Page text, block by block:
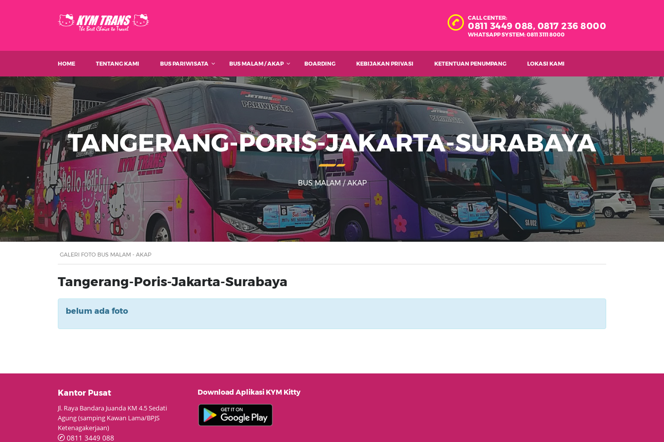
CALL CENTER:
0811 3449 088, 0817 236 8000
WHATSAPP SYSTEM: 0811 3111 8000
HOME TENTANG KAMI BUS PARIWISATA BUS MALAM / AKAP BOARDING KEBIJAKAN PRIVASI KETENTUAN PENUMPANG LOKASI KAMI
TANGERANG-PORIS-JAKARTA-SURABAYA
BUS MALAM / AKAP
GALERI FOTO BUS MALAM - AKAP
Tangerang-Poris-Jakarta-Surabaya
belum ada foto
Kantor Pusat
Jl. Raya Bandara Juanda KM 4.5 Sedati
Agung (samping Kawan Lama/BPJS
Ketenagakerjaan)
0811 3449 088
Download Aplikasi KYM Kitty